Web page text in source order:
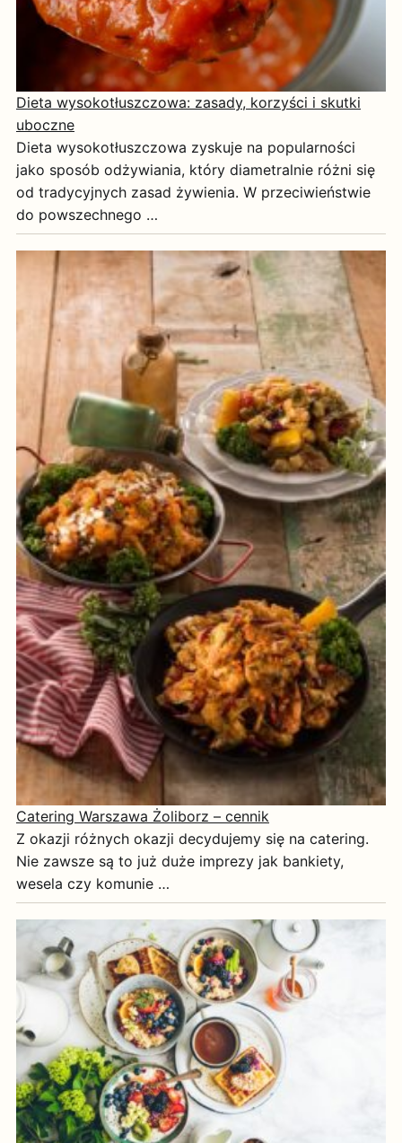
Dieta wysokotłuszczowa: zasady, korzyści i skutki
uboczne
Dieta wysokotłuszczowa zyskuje na popularności
jako sposób odżywiania, który diametralnie różni się
od tradycyjnych zasad żywienia. W przeciwieństwie
do powszechnego …
Catering Warszawa Żoliborz – cennik
Z okazji różnych okazji decydujemy się na catering.
Nie zawsze są to już duże imprezy jak bankiety,
wesela czy komunie …